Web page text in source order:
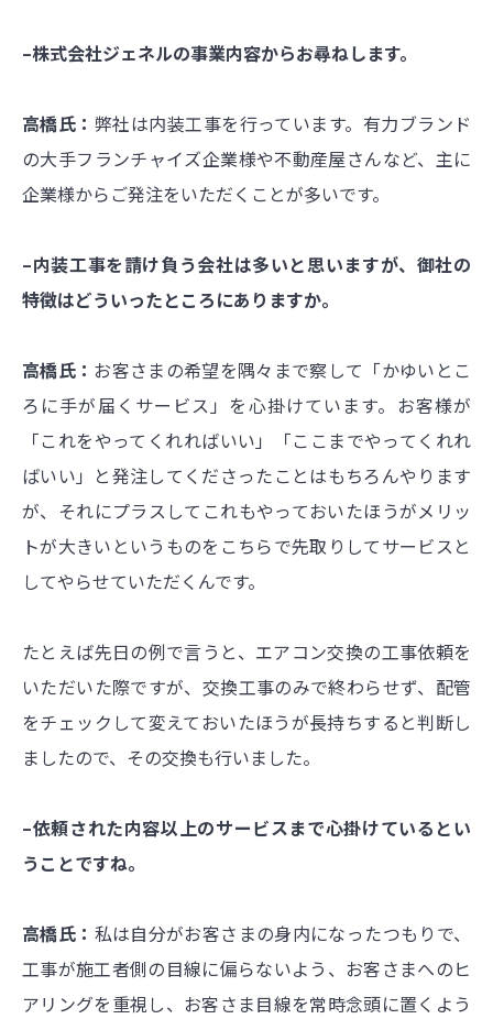
–株式会社ジェネルの事業内容からお尋ねします。
高橋氏： 弊社は内装工事を行っています。有力ブランド
の大手フランチャイズ企業様や不動産屋さんなど、主に
企業様からご発注をいただくことが多いです。
–内装工事を請け負う会社は多いと思いますが、御社の
特徴はどういったところにありますか。
高橋氏： お客さまの希望を隅々まで察して「かゆいとこ
ろに手が届くサービス」を心掛けています。お客様が
「これをやってくれればいい」「ここまでやってくれれ
ばいい」と発注してくださったことはもちろんやります
が、それにプラスしてこれもやっておいたほうがメリッ
トが大きいというものをこちらで先取りしてサービスと
してやらせていただくんです。
たとえば先日の例で言うと、エアコン交換の工事依頼を
いただいた際ですが、交換工事のみで終わらせず、配管
をチェックして変えておいたほうが長持ちすると判断し
ましたので、その交換も行いました。
–依頼された内容以上のサービスまで心掛けているとい
うことですね。
高橋氏： 私は自分がお客さまの身内になったつもりで、
工事が施工者側の目線に偏らないよう、お客さまへのヒ
アリングを重視し、お客さま目線を常時念頭に置くよう